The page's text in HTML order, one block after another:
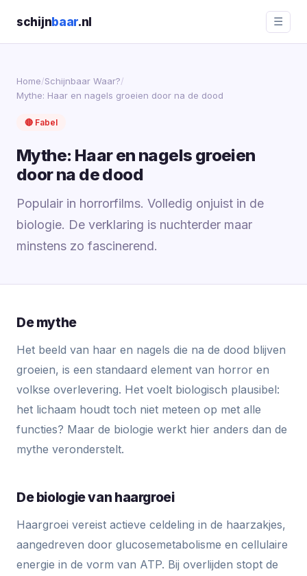
schijnbaar.nl ☰
Home/Schijnbaar Waar?/
Mythe: Haar en nagels groeien door na de dood
🔴 Fabel
Mythe: Haar en nagels groeien
door na de dood
Populair in horrorfilms. Volledig onjuist in de
biologie. De verklaring is nuchterder maar
minstens zo fascinerend.
De mythe
Het beeld van haar en nagels die na de dood blijven
groeien, is een standaard element van horror en
volkse overlevering. Het voelt biologisch plausibel:
het lichaam houdt toch niet meteen op met alle
functies? Maar de biologie werkt hier anders dan de
mythe veronderstelt.
De biologie van haargroei
Haargroei vereist actieve celdeling in de haarzakjes,
aangedreven door glucosemetabolisme en cellulaire
energie in de vorm van ATP. Bij overlijden stopt de